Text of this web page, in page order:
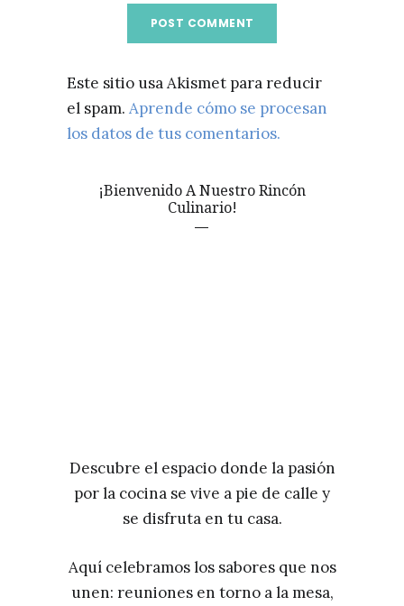
Este sitio usa Akismet para reducir
el spam. Aprende cómo se procesan
los datos de tus comentarios.
¡Bienvenido A Nuestro Rincón
Culinario!
Descubre el espacio donde la pasión
por la cocina se vive a pie de calle y
se disfruta en tu casa.
Aquí celebramos los sabores que nos
unen: reuniones en torno a la mesa,